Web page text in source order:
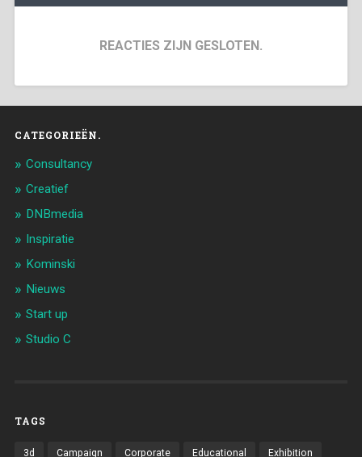
REACTIES ZIJN GESLOTEN.
CATEGORIEËN.
Consultancy
Creatief
DNBmedia
Inspiratie
Kominski
Nieuws
Start up
Studio C
TAGS
3d Campaign Corporate Educational Exhibition